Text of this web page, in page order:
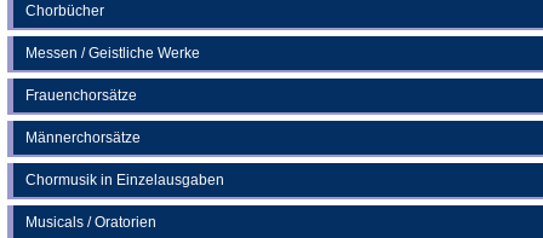
Chorbücher
Messen / Geistliche Werke
Frauenchorsätze
Männerchorsätze
Chormusik in Einzelausgaben
Musicals / Oratorien